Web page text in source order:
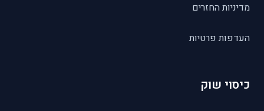
מדיניות החזרים
העדפות פרטיות
כיסוי שוק